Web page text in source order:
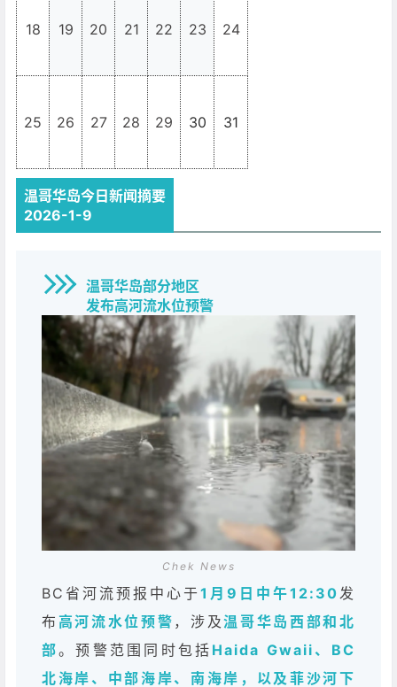
18 19 20 21 22 23 24
25 26 27 28 29 30 31
温哥华岛今日新闻摘要
2026-1-9
温哥华岛部分地区
发布高河流水位预警
Chek News
BC省河流预报中心于1月9日中午12:30 发
布 高河流水位预警 ，涉及温哥华岛西部和北
部。预警范围同时包括 Haida Gwaii、BC
北海岸、中部海岸、南海岸，以及菲沙河下